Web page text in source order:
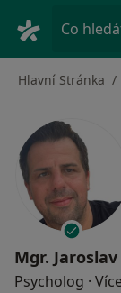
Co
Hlavní Stránka
Mgr.
Psycholog · Více